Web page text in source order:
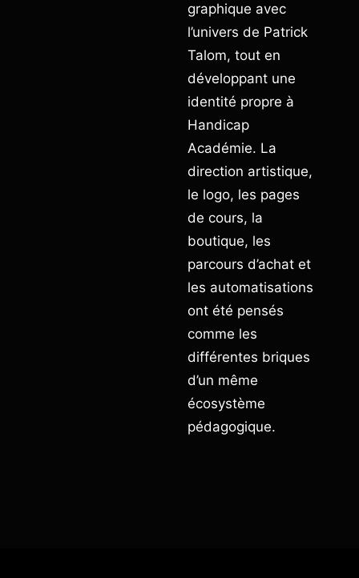
graphique avec
l’univers de Patrick
Talom, tout en
développant une
identité propre à
Handicap
Académie. La
direction artistique,
le logo, les pages
de cours, la
boutique, les
parcours d’achat et
les automatisations
ont été pensés
comme les
différentes briques
d’un même
écosystème
pédagogique.